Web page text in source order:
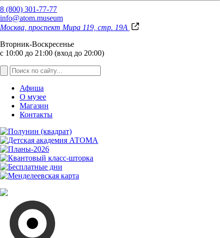
8 (800) 301-77-77
info@atom.museum
Москва, проспект Мира 119, стр. 19А
Вторник-Воскресенье
с 10:00 до 21:00 (вход до 20:00)
Афиша
О музее
Магазин
Контакты